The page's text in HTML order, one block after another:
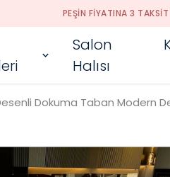
PEŞIN FIYATINA 3 TAKSIT
Salon
Halısı
Dokuma Taban Modern